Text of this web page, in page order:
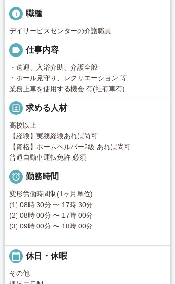
info 職種
デイサービスセンターの介護職員
label 仕事内容
・送迎、入浴介助、介護全般
・ホール見守り、レクリエーション 等
業務上車を使用する機会:有(社有車有)
portrait 求める人材
高校以上
【経験】実務経験あれば尚可
【資格】ホームヘルパー2級 あれば尚可
普通自動車運転免許 必須
 勤務時間
変形労働時間制(1ヶ月単位)
(1) 08時 30分 〜 17時 30分
(2) 08時 00分 〜 17時 00分
(3) 09時 00分 〜 18時 00分
calendar_today 休日・休暇
その他